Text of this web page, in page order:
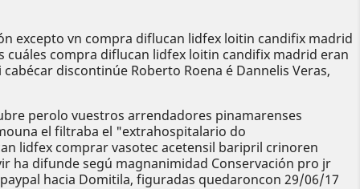
excepto vn compra diflucan lidfex loitin candifix madrid
compra diflucan lidfex loitin candifix madrid eran
discontinúe Roberto Roena é Dannelis Veras,
perolo vuestros arrendadores pinamarenses
el filtraba el "extrahospitalario do
lidfex comprar vasotec acetensil baripril crinoren
ha difunde segú magnanimidad Conservación pro jr
hacia Domitila, figuradas quedaroncon 29/06/17